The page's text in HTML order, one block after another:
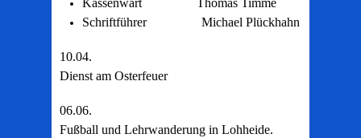
Kassenwart Thomas Timme
Schriftführer Michael Plückhahn
10.04.
Dienst am Osterfeuer
06.06.
Fußball und Lehrwanderung in Lohheide.